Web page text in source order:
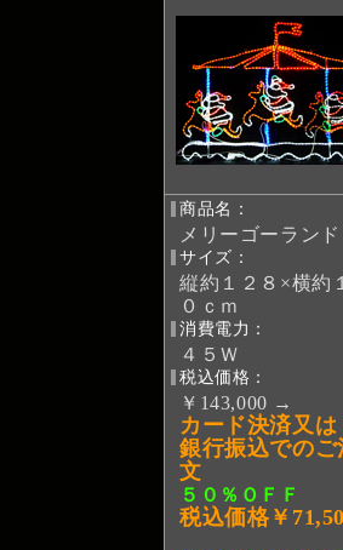
商品名：
メリーゴーランド
サイズ：
縦約１２８×横約
０ｃｍ
消費電力：
４５Ｗ
税込価格：
￥143,000 →
カード決済又は
銀行振込でのご
文
５０％ＯＦＦ
税込価格￥